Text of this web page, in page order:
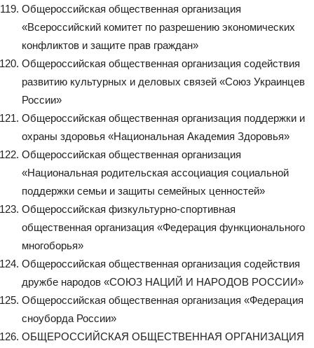
Общероссийская общественная организация
«Всероссийский комитет по разрешению экономических
конфликтов и защите прав граждан»
Общероссийская общественная организация содействия
развитию культурных и деловых связей «Союз Украинцев
России»
Общероссийская общественная организация поддержки и
охраны здоровья «Национальная Академия Здоровья»
Общероссийская общественная организация
«Национальная родительская ассоциация социальной
поддержки семьи и защиты семейных ценностей»
Общероссийская физкультурно-спортивная
общественная организация «Федерация функционального
многоборья»
Общероссийская общественная организация содействия
дружбе народов «СОЮЗ НАЦИЙ И НАРОДОВ РОССИИ»
Общероссийская общественная организация «Федерация
сноуборда России»
ОБЩЕРОССИЙСКАЯ ОБЩЕСТВЕННАЯ ОРГАНИЗАЦИЯ